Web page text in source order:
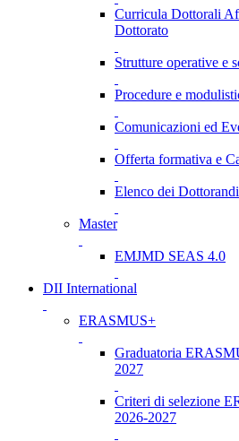
Curricula Dottorali
Dottorato
Strutture operative e
Procedure e
Comunicazioni ed
Offerta formativa e
Elenco dei Dottorandi
Master
EMJMD SEAS 4.0
DII International
ERASMUS+
Graduatoria
2027
Criteri di selezione
2026-2027